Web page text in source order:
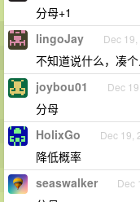
分母+1
lingoJay Dec
不知道说什么，凑
joybou01 Dec
分母
HolixGo Dec 19,
降低概率
seaswalker Dec